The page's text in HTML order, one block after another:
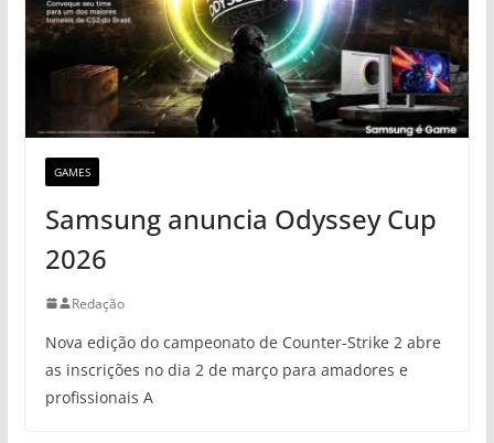
GAMES
Samsung anuncia Odyssey Cup
2026
Redação
Nova edição do campeonato de Counter-Strike 2 abre
as inscrições no dia 2 de março para amadores e
profissionais A